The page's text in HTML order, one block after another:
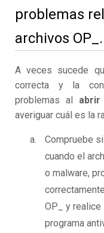
problemas
archivos OP_.
A veces sucede
correcta y la
problemas al abrir
averiguar cuál es la
Compruebe
cuando el
o malware,
OP_ y
programa